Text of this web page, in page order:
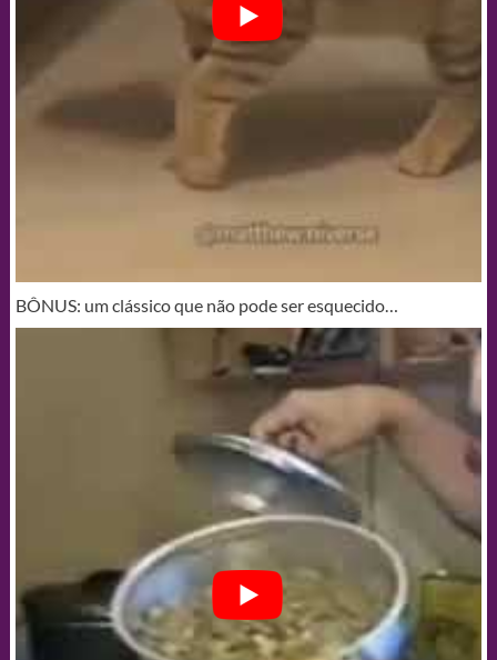
BÔNUS: um clássico que não pode ser esquecido…